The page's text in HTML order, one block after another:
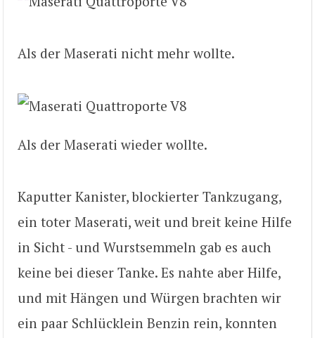
Als der Maserati nicht mehr wollte.
Als der Maserati wieder wollte.
Kaputter Kanister, blockierter Tankzugang,
ein toter Maserati, weit und breit keine Hilfe
in Sicht - und Wurstsemmeln gab es auch
keine bei dieser Tanke. Es nahte aber Hilfe,
und mit Hängen und Würgen brachten wir
ein paar Schlücklein Benzin rein, konnten